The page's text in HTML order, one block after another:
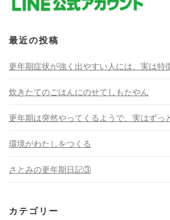
最近の投稿
更年期症状が強く出やすい人には、実は特
炊きたてのごはんにのせてしもたやん
更年期は突然やってくるようで、実はずっ
環境がわたしをつくる
さとみの更年期日記③
カテゴリー